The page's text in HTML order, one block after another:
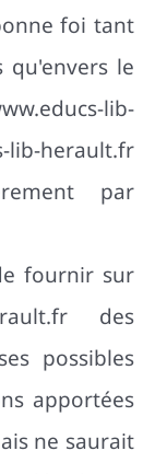
foi tant
qu'envers le
lib-
lib-herault.fr
par
fournir sur
des
possibles
apportées
ne saurait